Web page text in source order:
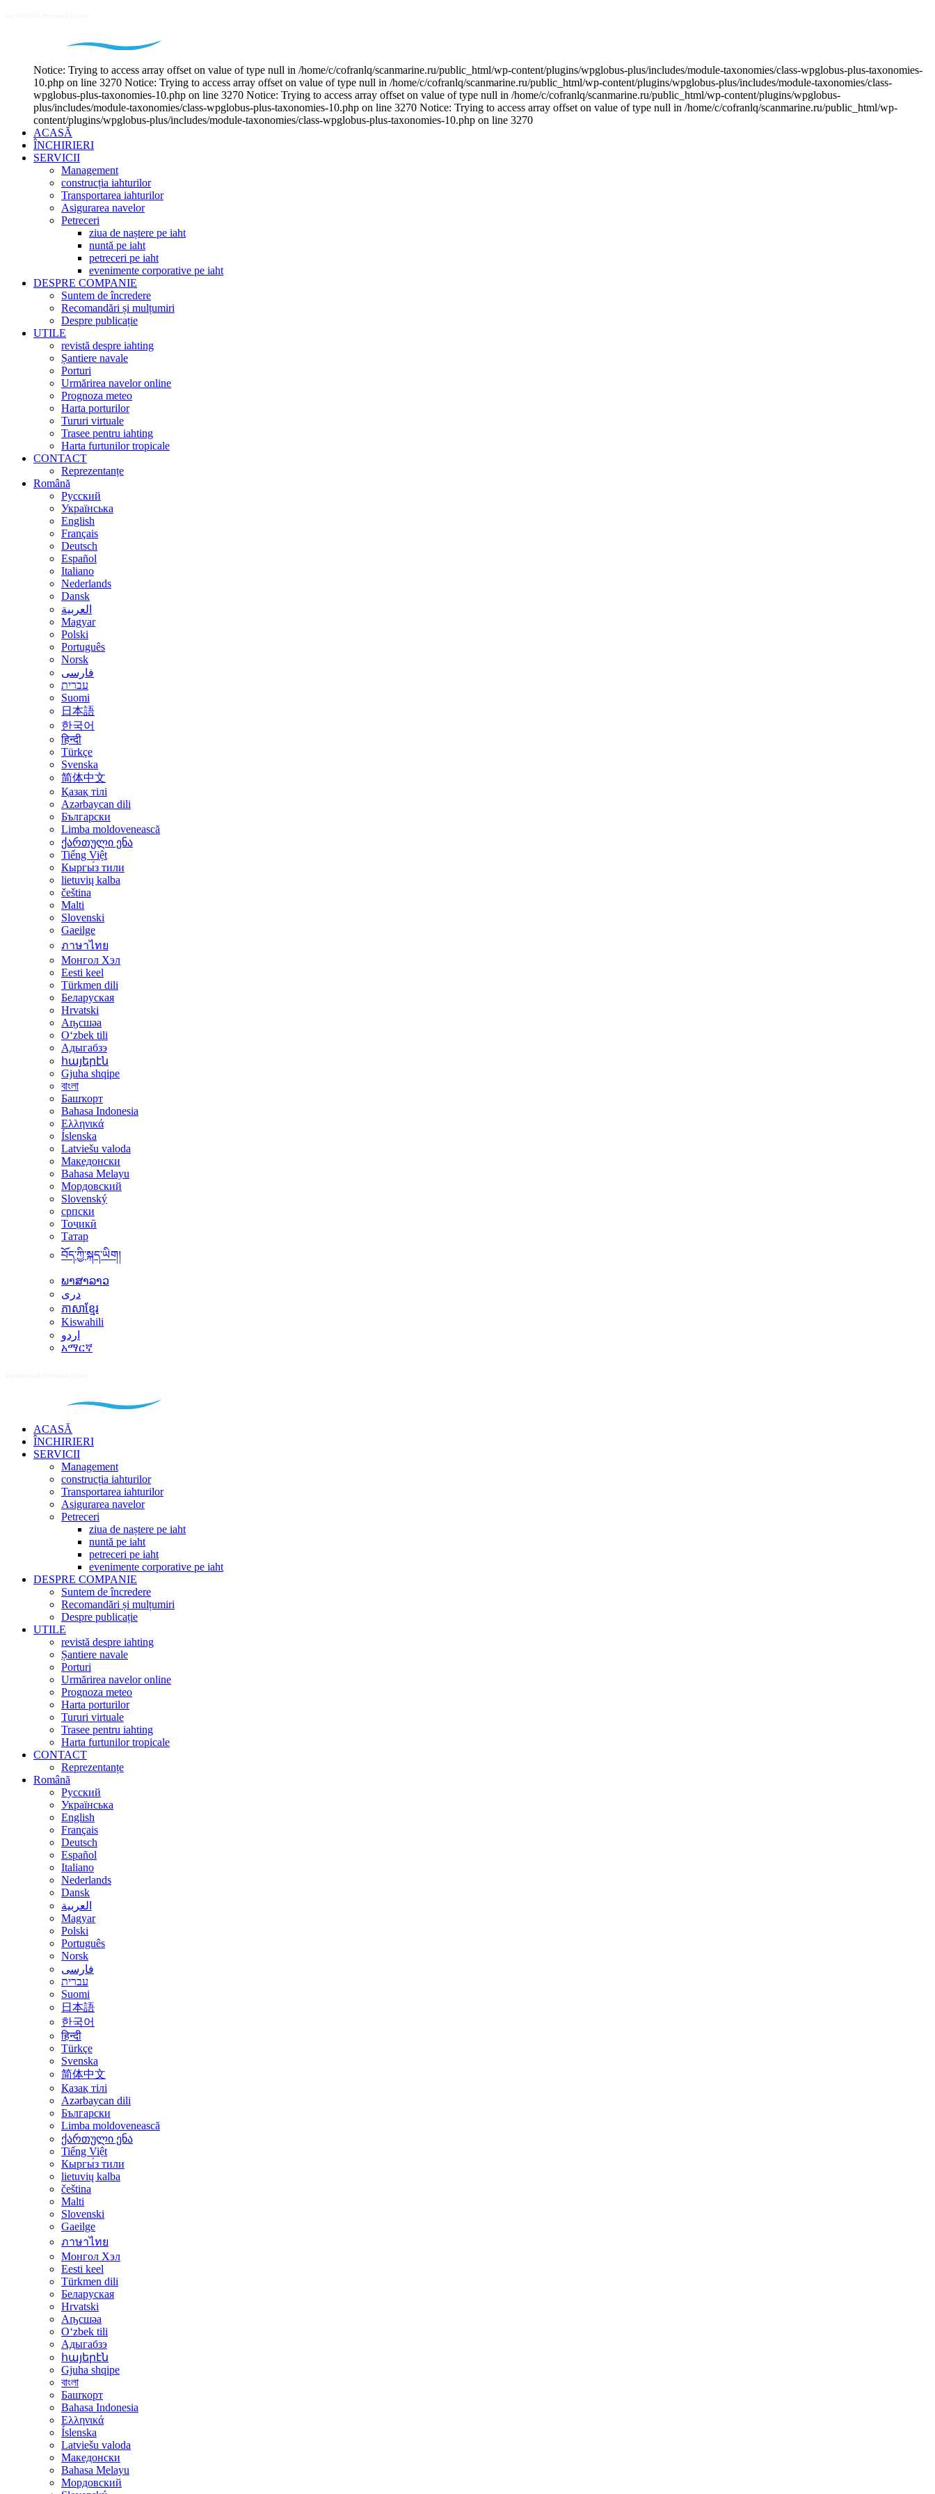
Notice: Trying to access array offset on value of type null in /home/c/cofranlq/scanmarine.ru/public_html/wp-content/plugins/wpglobus-plus/includes/module-taxonomies/class-wpglobus-plus-taxonomies-
10.php on line 3270 Notice: Trying to access array offset on value of type null in /home/c/cofranlq/scanmarine.ru/public_html/wp-content/plugins/wpglobus-plus/includes/module-taxonomies/class-
wpglobus-plus-taxonomies-10.php on line 3270 Notice: Trying to access array offset on value of type null in /home/c/cofranlq/scanmarine.ru/public_html/wp-content/plugins/wpglobus-
plus/includes/module-taxonomies/class-wpglobus-plus-taxonomies-10.php on line 3270 Notice: Trying to access array offset on value of type null in /home/c/cofranlq/scanmarine.ru/public_html/wp-
content/plugins/wpglobus-plus/includes/module-taxonomies/class-wpglobus-plus-taxonomies-10.php on line 3270
ACASĂ
ÎNCHIRIERI
SERVICII
Management
construcția iahturilor
Transportarea iahturilor
Asigurarea navelor
Petreceri
ziua de naștere pe iaht
nuntă pe iaht
petreceri pe iaht
evenimente corporative pe iaht
DESPRE COMPANIE
Suntem de încredere
Recomandări și mulțumiri
Despre publicație
UTILE
revistă despre iahting
Șantiere navale
Porturi
Urmărirea navelor online
Prognoza meteo
Harta porturilor
Tururi virtuale
Trasee pentru iahting
Harta furtunilor tropicale
CONTACT
Reprezentanțe
Română
Русский
Українська
English
Français
Deutsch
Español
Italiano
Nederlands
Dansk
العربية
Magyar
Polski
Português
Norsk
فارسی
עברית
Suomi
日本語
한국어
हिन्दी
Türkçe
Svenska
简体中文
Қазақ тілі
Azərbaycan dili
Български
Limba moldovenească
ქართული ენა
Tiếng Việt
Кыргы́з тили
lietuvių kalba
čeština
Malti
Slovenski
Gaeilge
ภาษาไทย
Монгол Хэл
Eesti keel
Türkmen dili
Беларуская
Hrvatski
Аҧсшәа
Oʻzbek tili
Адыгабзэ
հայերէն
Gjuha shqipe
বাংলা
Башҡорт
Bahasa Indonesia
Ελληνικά
Íslenska
Latviešu valoda
Македонски
Bahasa Melayu
Мордовский
Slovenský
српски
Тоҷикӣ
Татар
བོད་ཀྱི་སྐད་ཡིག།
ພາສາລາວ
دری
ភាសាខ្មែរ
Kiswahili
اردو
አማርኛ
ACASĂ
ÎNCHIRIERI
SERVICII
Management
construcția iahturilor
Transportarea iahturilor
Asigurarea navelor
Petreceri
ziua de naștere pe iaht
nuntă pe iaht
petreceri pe iaht
evenimente corporative pe iaht
DESPRE COMPANIE
Suntem de încredere
Recomandări și mulțumiri
Despre publicație
UTILE
revistă despre iahting
Șantiere navale
Porturi
Urmărirea navelor online
Prognoza meteo
Harta porturilor
Tururi virtuale
Trasee pentru iahting
Harta furtunilor tropicale
CONTACT
Reprezentanțe
Română
Русский
Українська
English
Français
Deutsch
Español
Italiano
Nederlands
Dansk
العربية
Magyar
Polski
Português
Norsk
فارسی
עברית
Suomi
日本語
한국어
हिन्दी
Türkçe
Svenska
简体中文
Қазақ тілі
Azərbaycan dili
Български
Limba moldovenească
ქართული ენა
Tiếng Việt
Кыргы́з тили
lietuvių kalba
čeština
Malti
Slovenski
Gaeilge
ภาษาไทย
Монгол Хэл
Eesti keel
Türkmen dili
Беларуская
Hrvatski
Аҧсшәа
Oʻzbek tili
Адыгабзэ
հայերէն
Gjuha shqipe
বাংলা
Башҡорт
Bahasa Indonesia
Ελληνικά
Íslenska
Latviešu valoda
Македонски
Bahasa Melayu
Мордовский